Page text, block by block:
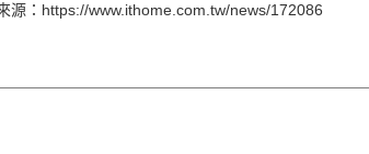
源：https://www.ithome.com.tw/news/172086